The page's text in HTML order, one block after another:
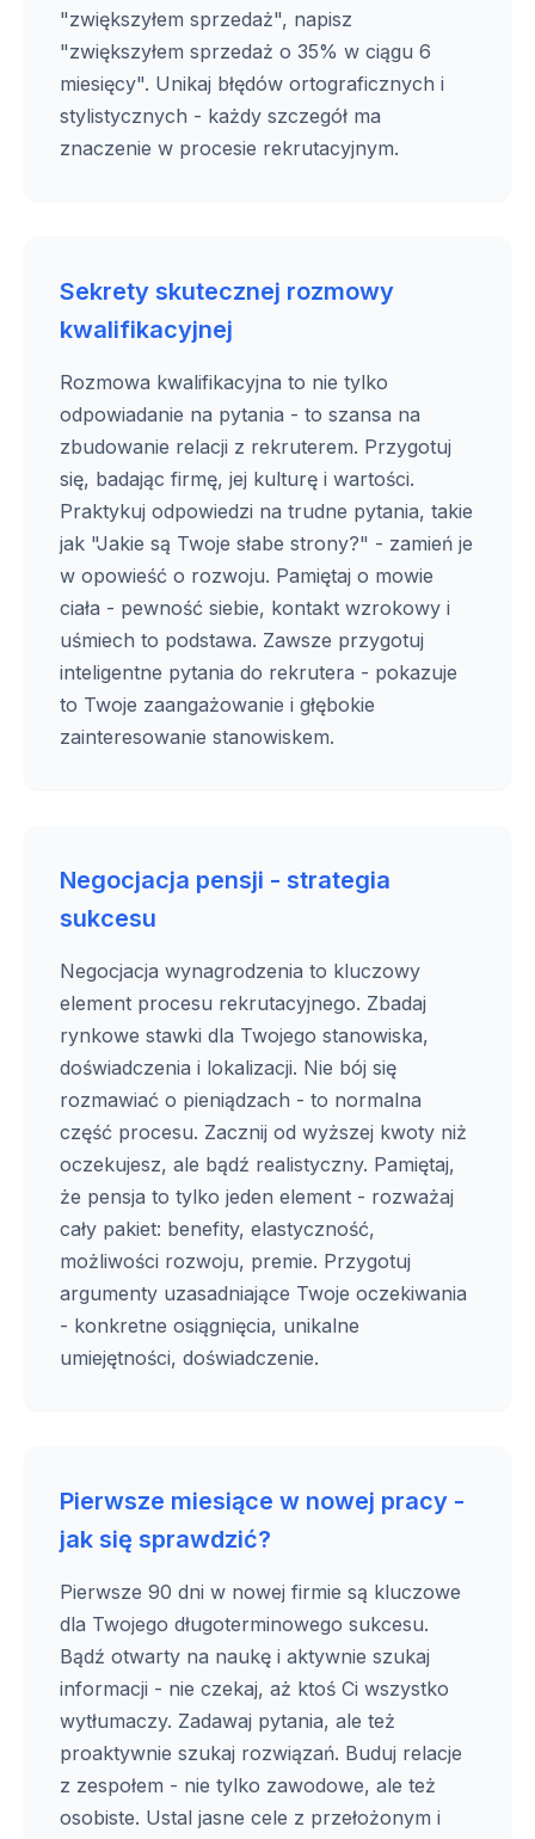
"zwiększyłem sprzedaż", napisz
"zwiększyłem sprzedaż o 35% w ciągu 6
miesięcy". Unikaj błędów ortograficznych i
stylistycznych - każdy szczegół ma
znaczenie w procesie rekrutacyjnym.
Sekrety skutecznej rozmowy
kwalifikacyjnej
Rozmowa kwalifikacyjna to nie tylko
odpowiadanie na pytania - to szansa na
zbudowanie relacji z rekruterem. Przygotuj
się, badając firmę, jej kulturę i wartości.
Praktykuj odpowiedzi na trudne pytania, takie
jak "Jakie są Twoje słabe strony?" - zamień je
w opowieść o rozwoju. Pamiętaj o mowie
ciała - pewność siebie, kontakt wzrokowy i
uśmiech to podstawa. Zawsze przygotuj
inteligentne pytania do rekrutera - pokazuje
to Twoje zaangażowanie i głębokie
zainteresowanie stanowiskem.
Negocjacja pensji - strategia
sukcesu
Negocjacja wynagrodzenia to kluczowy
element procesu rekrutacyjnego. Zbadaj
rynkowe stawki dla Twojego stanowiska,
doświadczenia i lokalizacji. Nie bój się
rozmawiać o pieniądzach - to normalna
część procesu. Zacznij od wyższej kwoty niż
oczekujesz, ale bądź realistyczny. Pamiętaj,
że pensja to tylko jeden element - rozważaj
cały pakiet: benefity, elastyczność,
możliwości rozwoju, premie. Przygotuj
argumenty uzasadniające Twoje oczekiwania
- konkretne osiągnięcia, unikalne
umiejętności, doświadczenie.
Pierwsze miesiące w nowej pracy -
jak się sprawdzić?
Pierwsze 90 dni w nowej firmie są kluczowe
dla Twojego długoterminowego sukcesu.
Bądź otwarty na naukę i aktywnie szukaj
informacji - nie czekaj, aż ktoś Ci wszystko
wytłumaczy. Zadawaj pytania, ale też
proaktywnie szukaj rozwiązań. Buduj relacje
z zespołem - nie tylko zawodowe, ale też
osobiste. Ustal jasne cele z przełożonym i